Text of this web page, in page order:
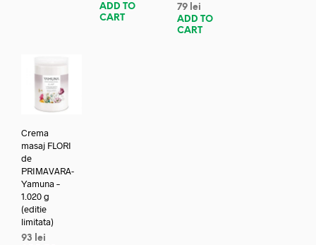
ADD TO
CART
79 lei
ADD TO
CART
Crema
masaj FLORI
de
PRIMAVARA-
Yamuna –
1.020 g
(editie
limitata)
93
lei